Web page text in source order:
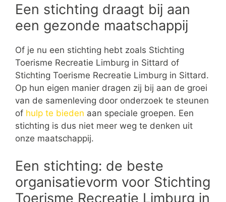
Een stichting draagt bij aan
een gezonde maatschappij
Of je nu een stichting hebt zoals Stichting
Toerisme Recreatie Limburg in Sittard of
Stichting Toerisme Recreatie Limburg in Sittard.
Op hun eigen manier dragen zij bij aan de groei
van de samenleving door onderzoek te steunen
of hulp te bieden aan speciale groepen. Een
stichting is dus niet meer weg te denken uit
onze maatschappij.
Een stichting: de beste
organisatievorm voor Stichting
Toerisme Recreatie Limburg in